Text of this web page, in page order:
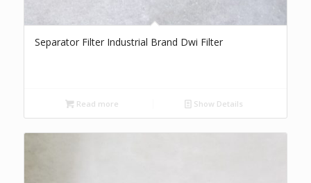
Separator Filter Industrial Brand Dwi Filter
Read more Show Details